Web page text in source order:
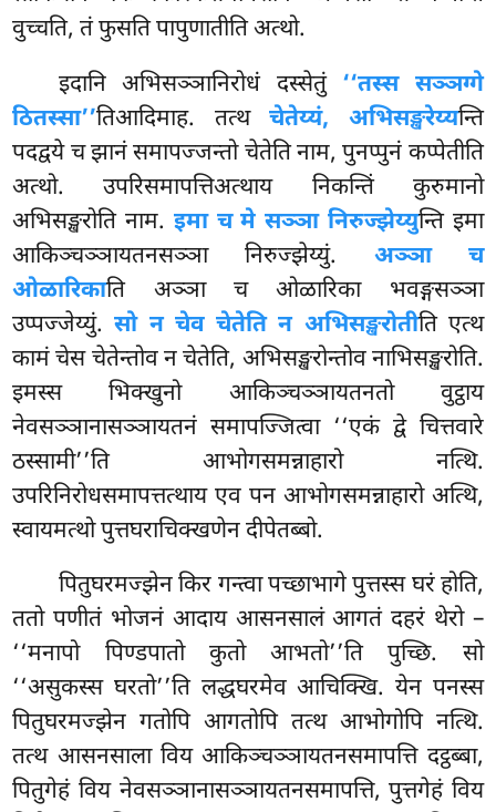
वुच्चति, तं फुसति पापुणातीति अत्थो.
इदानि अभिसञ्ञानिरोधं दस्सेतुं ‘‘तस्स सञ्ञग्गे
ठितस्सा’’तिआदिमाह. तत्थचेतेय्यं, अभिसङ्खरेय्यन्ति
पदद्वये च झानं समापज्जन्तो चेतेति नाम, पुनप्पुनं कप्पेतीति
अत्थो. उपरिसमापत्तिअत्थाय निकन्तिं कुरुमानो
अभिसङ्खरोति नाम. इमा च मे सञ्ञा निरुज्झेय्युन्ति इमा
आकिञ्चञ्ञायतनसञ्ञा निरुज्झेय्युं. अञ्ञा च
ओळारिकाति अञ्ञा च ओळारिका भवङ्गसञ्ञा
उप्पज्जेय्युं.सो न चेव चेतेति न अभिसङ्खरोतीति एत्थ
कामं चेस चेतेन्तोव न चेतेति, अभिसङ्खरोन्तोव नाभिसङ्खरोति.
इमस्स भिक्खुनो आकिञ्चञ्ञायतनतो वुट्ठाय
नेवसञ्ञानासञ्ञायतनं समापज्जित्वा ‘‘एकं द्वे चित्तवारे
ठस्सामी’’ति आभोगसमन्नाहारो नत्थि.
उपरिनिरोधसमापत्तत्थाय एव पन आभोगसमन्नाहारो अत्थि,
स्वायमत्थो पुत्तघराचिक्खणेन दीपेतब्बो.
पितुघरमज्झेन किर गन्त्वा पच्छाभागे पुत्तस्स घरं होति,
ततो पणीतं भोजनं आदाय आसनसालं आगतं दहरं थेरो –
‘‘मनापो पिण्डपातो कुतो आभतो’’ति पुच्छि. सो
‘‘असुकस्स घरतो’’ति लद्धघरमेव आचिक्खि. येन पनस्स
पितुघरमज्झेन गतोपि आगतोपि तत्थ आभोगोपि नत्थि.
तत्थ आसनसाला विय आकिञ्चञ्ञायतनसमापत्ति दट्ठब्बा,
पितुगेहं विय नेवसञ्ञानासञ्ञायतनसमापत्ति, पुत्तगेहं विय